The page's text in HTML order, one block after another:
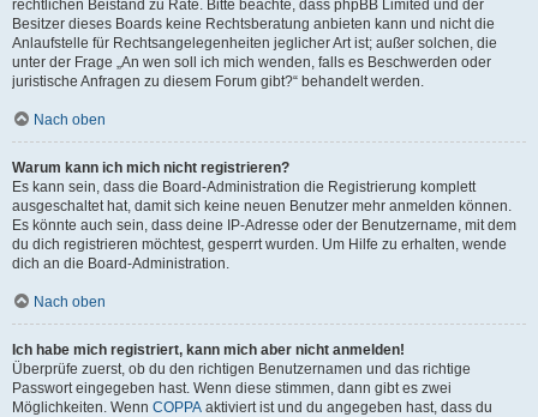
rechtlichen Beistand zu Rate. Bitte beachte, dass phpBB Limited und der
Besitzer dieses Boards keine Rechtsberatung anbieten kann und nicht die
Anlaufstelle für Rechtsangelegenheiten jeglicher Art ist; außer solchen, die
unter der Frage „An wen soll ich mich wenden, falls es Beschwerden oder
juristische Anfragen zu diesem Forum gibt?“ behandelt werden.
Nach oben
Warum kann ich mich nicht registrieren?
Es kann sein, dass die Board-Administration die Registrierung komplett
ausgeschaltet hat, damit sich keine neuen Benutzer mehr anmelden können.
Es könnte auch sein, dass deine IP-Adresse oder der Benutzername, mit dem
du dich registrieren möchtest, gesperrt wurden. Um Hilfe zu erhalten, wende
dich an die Board-Administration.
Nach oben
Ich habe mich registriert, kann mich aber nicht anmelden!
Überprüfe zuerst, ob du den richtigen Benutzernamen und das richtige
Passwort eingegeben hast. Wenn diese stimmen, dann gibt es zwei
Möglichkeiten. Wenn COPPA aktiviert ist und du angegeben hast, dass du